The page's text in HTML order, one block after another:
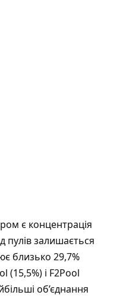
є концентрація
пулів залишається
близько 29,7%
(15,5%) і F2Pool
об’єднання